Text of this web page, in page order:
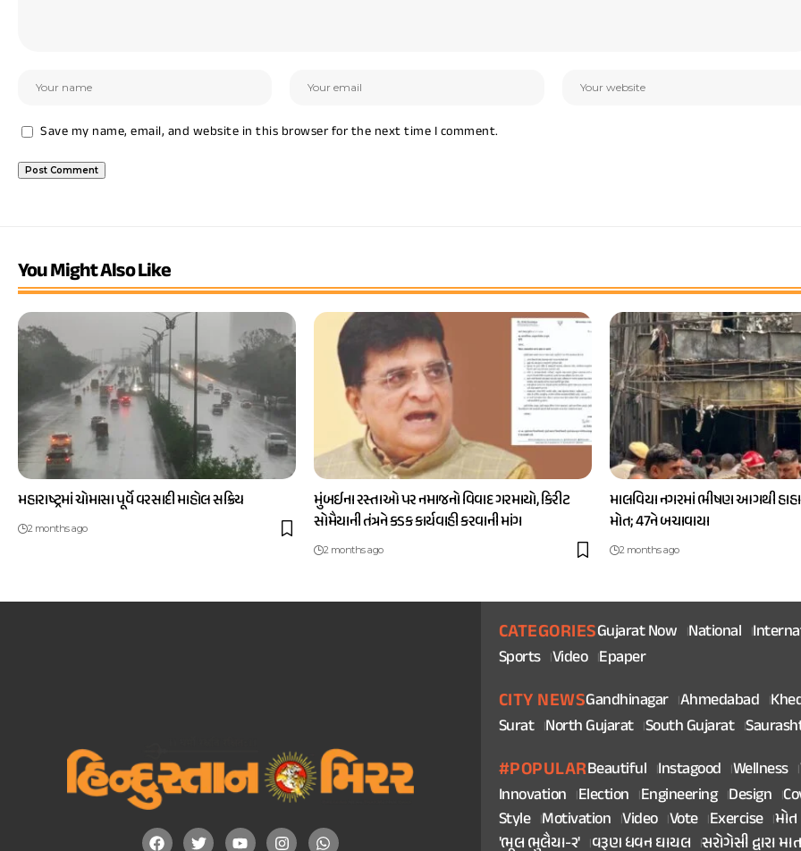
Save my name, email, and website in this browser for the next time I comment.
You Might Also Like
મહારાષ્ટ્રમાં ચોમાસા પૂર્વે વરસાદી માહોલ સક્રિય
2 months ago
મુંબઈના રસ્તાઓ પર નમાજનો વિવાદ ગરમાયો, કિરીટ
સોમૈયાની તંત્રને કડક કાર્યવાહી કરવાની માંગ
2 months ago
માલવિયા નગરમાં ભીષણ આગથી
મોત; 47ને બચાવાયા
2 months ago
CATEGORIESGujarat Now National
Sports Video Epaper
CITY NEWSGandhinagar Ahmedabad
Surat North Gujarat South Gujarat
#POPULARBeautiful Instagood Wellness
Innovation Election Engineering Design
Style Motivation Video Vote Exercise મોત
'ભૂલ ભુલૈયા-૨' વરૂણ ધવન ઘાયલ સરોગેસી દ્વારા